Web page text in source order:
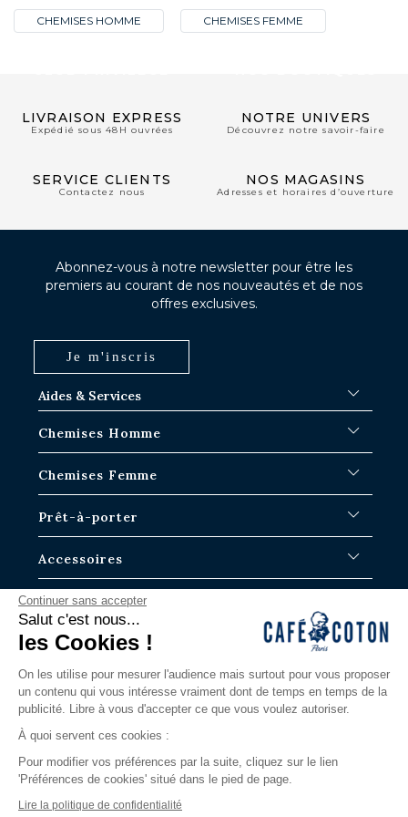
CHEMISES HOMME CHEMISES FEMME
LIVRAISON EXPRESS
Expédié sous 48H ouvrées
NOTRE UNIVERS
Découvrez notre savoir-faire
SERVICE CLIENTS
Contactez nous
NOS MAGASINS
Adresses et horaires d’ouverture
Aides & Services
Délais d'expédition
Échange dans les boutiques Paris-IDF
Chemises Homme
Chemises Bleues
Chemises à Carreaux
Chemises Manches Courtes
Chemises Tartans
Chemises Slim
Chemises Classiques
Grandes Longueurs de Manche
Nouveautés
Les iconiques
Edition Limitée
Chemises Jersey
Chemises Femme
Chemises Blanches Femme
Chemises Oversize
Albane
Justine
Prêt-à-porter
Pulls homme
Polos
T-shirts
Bermudas
Accessoires
Caleçons
Chaussettes homme
Boutons de manchettes
Ceintures
La Marque
Notre Histoire
Blog
Les guides
Nos boutiques
LOOKBOOK
La nouvelle ère
Contactez nous
Du lundi au samedi
9h-19H / 11h-19h le Samedi
contact@cafecoton.com
Abonnez-vous à notre newsletter pour être les
premiers au courant de nos nouveautés et de nos
offres exclusives.
Je m'inscris
Continuer sans accepter
Salut c'est nous...
les Cookies !
On les utilise pour mesurer l'audience mais surtout pour vous proposer
un contenu qui vous intéresse vraiment dont de temps en temps de la
publicité. Libre à vous d'accepter ce que vous voulez autoriser.
À quoi servent ces cookies :
Pour modifier vos préférences par la suite, cliquez sur le lien
'Préférences de cookies' situé dans le pied de page.
Lire la politique de confidentialité